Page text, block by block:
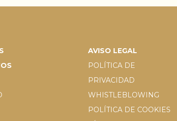
AVISO LEGAL
POLÍTICA DE
PRIVACIDAD
WHISTLEBLOWING
POLÍTICA DE COOKIES